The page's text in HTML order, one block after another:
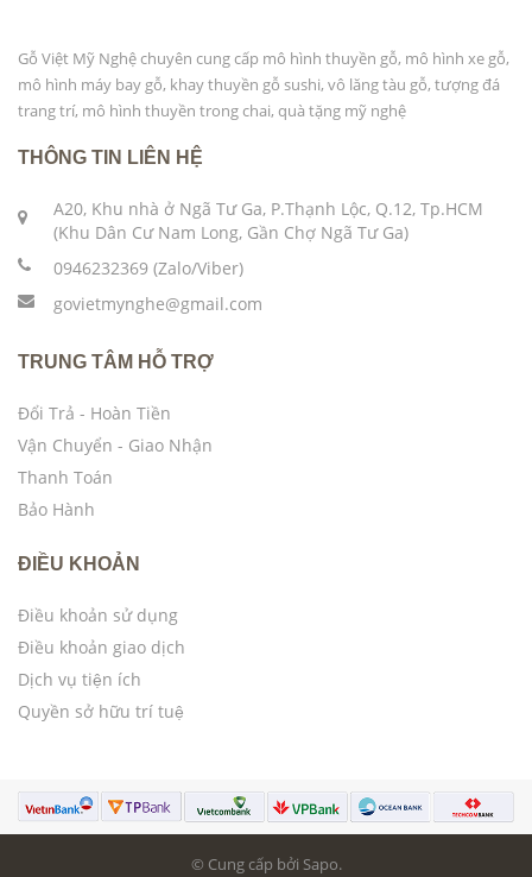
Gỗ Việt Mỹ Nghệ chuyên cung cấp mô hình thuyền gỗ, mô hình xe gỗ,
mô hình máy bay gỗ, khay thuyền gỗ sushi, vô lăng tàu gỗ, tượng đá
trang trí, mô hình thuyền trong chai, quà tặng mỹ nghệ
THÔNG TIN LIÊN HỆ
A20, Khu nhà ở Ngã Tư Ga, P.Thạnh Lộc, Q.12, Tp.HCM
(Khu Dân Cư Nam Long, Gần Chợ Ngã Tư Ga)
0946232369 (Zalo/Viber)
govietmynghe@gmail.com
TRUNG TÂM HỖ TRỢ
Đổi Trả - Hoàn Tiền
Vận Chuyển - Giao Nhận
Thanh Toán
Bảo Hành
ĐIỀU KHOẢN
Điều khoản sử dụng
Điều khoản giao dịch
Dịch vụ tiện ích
Quyền sở hữu trí tuệ
© Cung cấp bởi Sapo.